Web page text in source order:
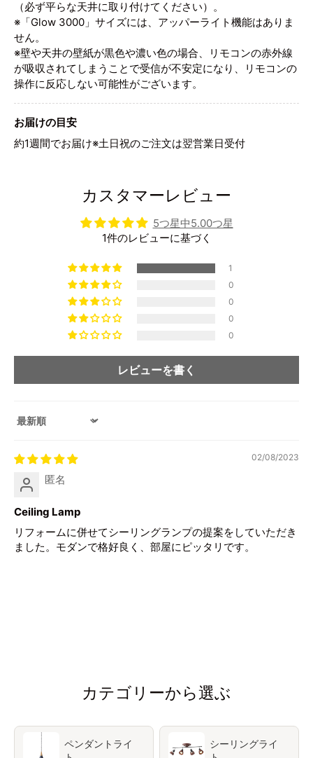
（必ず平らな天井に取り付けてください）。
※「Glow 3000」サイズには、アッパーライト機能はありま
せん。
※壁や天井の壁紙が黒色や濃い色の場合、リモコンの赤外線
が吸収されてしまうことで受信が不安定になり、リモコンの
操作に反応しない可能性がございます。
お届けの目安
約1週間でお届け※土日祝のご注文は翌営業日受付
カスタマーレビュー
5つ星中5.00つ星
1件のレビューに基づく
1
0
0
0
0
レビューを書く
Sort by
02/08/2023
匿名
Ceiling Lamp
リフォームに併せてシーリングランプの提案をしていただき
ました。モダンで格好良く、部屋にピッタリです。
カテゴリーから選ぶ
ペンダントライ
シーリングライ